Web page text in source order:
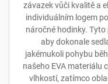
závazek vůči kvalitě a
individuálním logem
náročné hodinky.
aby dokonale
jakémukoli pohybu
našeho EVA materiálu
vlhkostí, zatímco